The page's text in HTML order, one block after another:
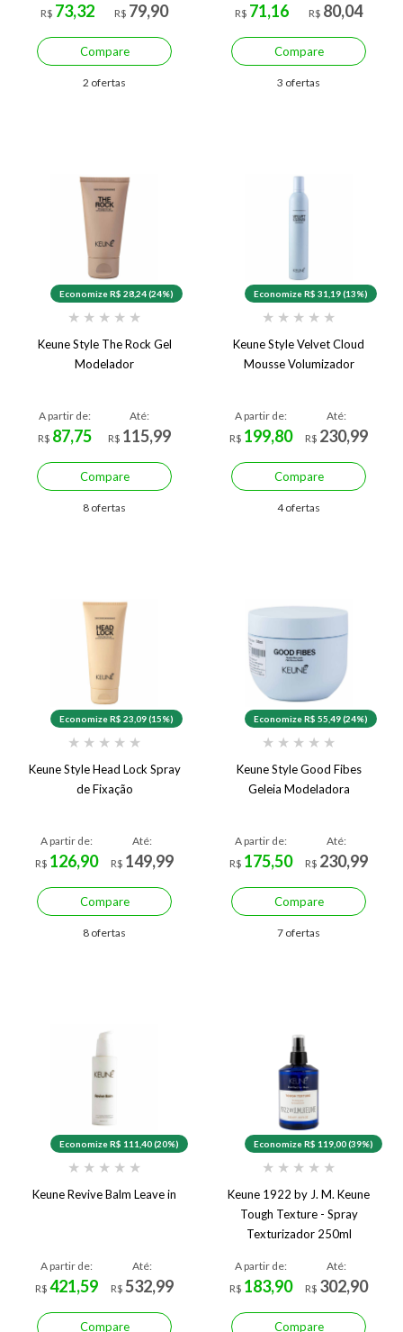
R$ 73,32
R$ 79,90
Compare
2 ofertas
R$ 71,16
R$ 80,04
Compare
3 ofertas
Economize R$ 28,24 (24%)
★ ★ ★ ★ ★
Keune Style The Rock Gel
Modelador
A partir de:
R$ 87,75
Até:
R$ 115,99
Compare
8 ofertas
Economize R$ 31,19 (13%)
★ ★ ★ ★ ★
Keune Style Velvet Cloud
Mousse Volumizador
A partir de:
R$ 199,80
Até:
R$ 230,99
Compare
4 ofertas
Economize R$ 23,09 (15%)
★ ★ ★ ★ ★
Keune Style Head Lock Spray
de Fixação
A partir de:
R$ 126,90
Até:
R$ 149,99
Compare
8 ofertas
Economize R$ 55,49 (24%)
★ ★ ★ ★ ★
Keune Style Good Fibes
Geleia Modeladora
A partir de:
R$ 175,50
Até:
R$ 230,99
Compare
7 ofertas
Economize R$ 111,40 (20%)
★ ★ ★ ★ ★
Keune Revive Balm Leave in
A partir de:
R$ 421,59
Até:
R$532,99
Compare
Economize R$ 119,00 (39%)
★ ★ ★ ★ ★
Keune 1922 by J. M. Keune
Tough Texture - Spray
Texturizador 250ml
A partir de:
R$ 183,90
Até:
R$ 302,90
Compare